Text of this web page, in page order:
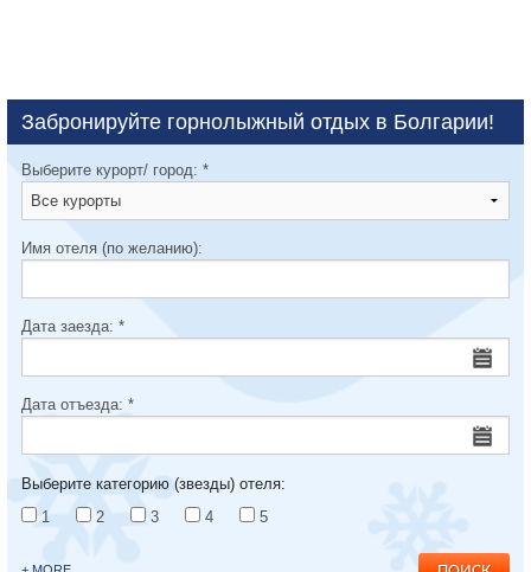
Забронируйте горнолыжный отдых в Болгарии!
Выберите курорт/ город: *
Имя отеля (по желанию):
Дата заезда: *
Дата отъезда: *
Выберите категорию (звезды) отеля:
1
2 3 4 5